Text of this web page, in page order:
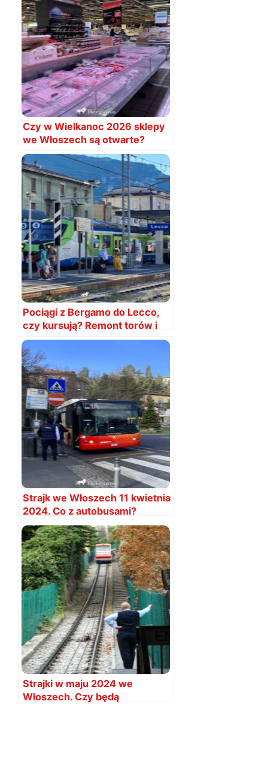
Czy w Wielkanoc 2026 sklepy
we Włoszech są otwarte?
Pociągi z Bergamo do Lecco,
czy kursują? Remont torów i
utrudnienia ruchu
Strajk we Włoszech 11 kwietnia
2024. Co z autobusami?
Strajki w maju 2024 we
Włoszech. Czy będą